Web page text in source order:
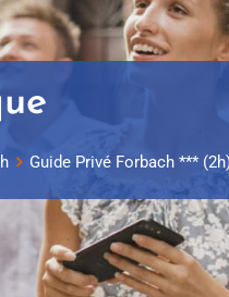
Guide Privé Forbach ***